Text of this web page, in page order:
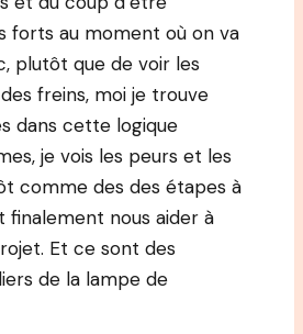
forts au moment où on va
plutôt que de voir les
freins, moi je trouve
dans cette logique
je vois les peurs et les
comme des des étapes à
finalement nous aider à
Et ce sont des
de la lampe de